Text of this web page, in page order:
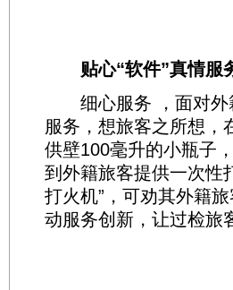
贴心“软件”真情服
细心服务 ，面对外
服务，想旅客之所想，
供壁100毫升的小瓶子
到外籍旅客提供一次性
打火机”，可劝其外籍
动服务创新，让过检旅